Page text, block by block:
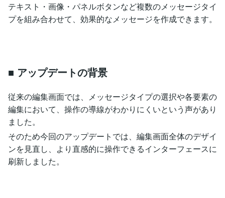
テキスト・画像・パネルボタンなど複数のメッセージタイ
プを組み合わせて、効果的なメッセージを作成できます。
■ アップデートの背景
従来の編集画面では、メッセージタイプの選択や各要素の
編集において、操作の導線がわかりにくいという声があり
ました。
そのため今回のアップデートでは、編集画面全体のデザイ
ンを見直し、より直感的に操作できるインターフェースに
刷新しました。